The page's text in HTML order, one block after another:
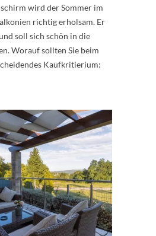
wird der Sommer im
richtig erholsam. Er
soll sich schön in die
Worauf sollten Sie beim
Kaufkritierium: